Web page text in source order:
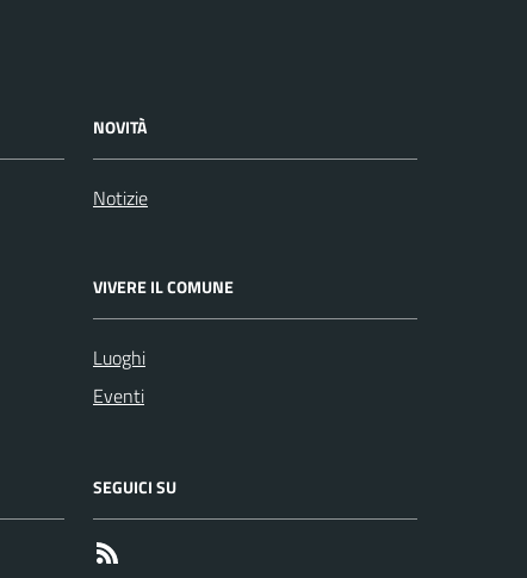
NOVITÀ
Notizie
VIVERE IL COMUNE
Luoghi
Eventi
SEGUICI SU